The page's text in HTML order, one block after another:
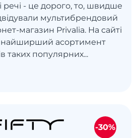
речі - це дорого, то, швидше
мультибрендовий
магазин Privalia. На сайті
найширший асортимент
таких популярних...
-30%